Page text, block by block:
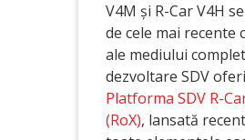
V4M și R-Car V4H
de cele mai recente
ale mediului
dezvoltare SDV
Platforma SDV R-
(RoX), lansată